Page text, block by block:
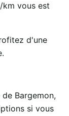
km vous est
d'une
Bargemon,
si vous